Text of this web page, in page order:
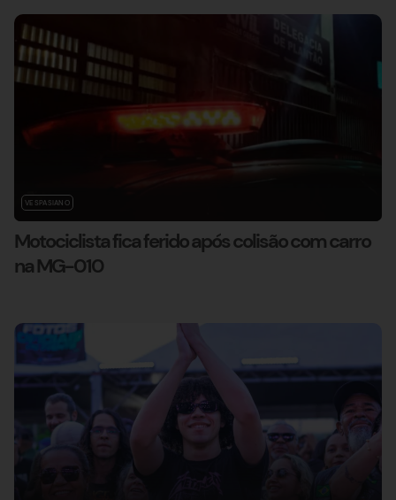
VESPASIANO
Motociclista fica ferido após colisão com carro
na MG-010